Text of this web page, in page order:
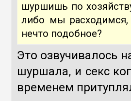
шуршишь по
либо мы
нечто подобное?
Это озвучивалось
шуршала, и секс
временем